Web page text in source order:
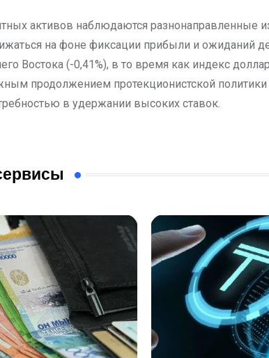
активов наблюдаются разнонаправленные
на фоне фиксации прибыли и ожиданий
Востока (-0,41%), в то время как индекс
продолжением протекционистской политики
в удержании высоких ставок.